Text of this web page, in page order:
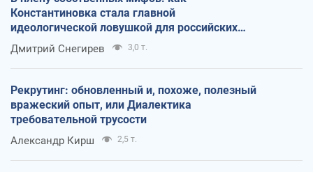
Константиновка стала главной
идеологической ловушкой для российских
оккупантов
Дмитрий Снегирев 3,0 т.
Рекрутинг: обновленный и, похоже, полезный
вражеский опыт, или Диалектика
требовательной трусости
Александр Кирш 2,5 т.